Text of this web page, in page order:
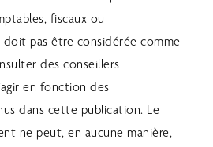
fiscaux ou
doit pas être considérée comme
des conseillers
en fonction des
dans cette publication. Le
ne peut, en aucune manière,